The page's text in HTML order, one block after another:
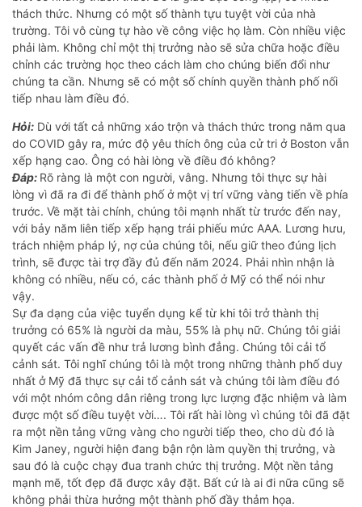
thách thức. Nhưng có một số thành tựu tuyệt vời của nhà
trường. Tôi vô cùng tự hào về công việc họ làm. Còn nhiều việc
phải làm. Không chỉ một thị trưởng nào sẽ sửa chữa hoặc điều
chỉnh các trường học theo cách làm cho chúng biến đổi như
chúng ta cần. Nhưng sẽ có một số chính quyền thành phố nối
tiếp nhau làm điều đó.
Hỏi: Dù với tất cả những xáo trộn và thách thức trong năm qua
do COVID gây ra, mức độ yêu thích ông của cử tri ở Boston vẫn
xếp hạng cao. Ông có hài lòng về điều đó không?
Đáp: Rõ ràng là một con người, vâng. Nhưng tôi thực sự hài
lòng vì đã ra đi để thành phố ở một vị trí vững vàng tiến về phía
trước. Về mặt tài chính, chúng tôi mạnh nhất từ trước đến nay,
với bảy năm liên tiếp xếp hạng trái phiếu mức AAA. Lương hưu,
trách nhiệm pháp lý, nợ của chúng tôi, nếu giữ theo đúng lịch
trình, sẽ được tài trợ đầy đủ đến năm 2024. Phải nhìn nhận là
không có nhiều, nếu có, các thành phố ở Mỹ có thể nói như
vậy.
Sự đa dạng của việc tuyển dụng kể từ khi tôi trở thành thị
trưởng có 65% là người da màu, 55% là phụ nữ. Chúng tôi giải
quyết các vấn đề như trả lương bình đẳng. Chúng tôi cải tổ
cảnh sát. Tôi nghĩ chúng tôi là một trong những thành phố duy
nhất ở Mỹ đã thực sự cải tổ cảnh sát và chúng tôi làm điều đó
với một nhóm công dân riêng trong lực lượng đặc nhiệm và làm
được một số điều tuyệt vời…. Tôi rất hài lòng vì chúng tôi đã đặt
ra một nền tảng vững vàng cho người tiếp theo, cho dù đó là
Kim Janey, người hiện đang bận rộn làm quyền thị trưởng, và
sau đó là cuộc chạy đua tranh chức thị trưởng. Một nền tảng
mạnh mẽ, tốt đẹp đã được xây đặt. Bất cứ là ai đi nữa cũng sẽ
không phải thừa hưởng một thành phố đầy thảm họa.